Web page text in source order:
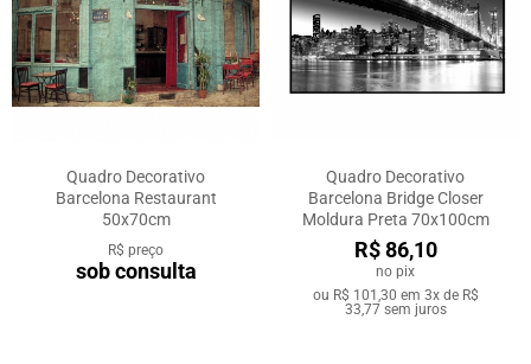
Quadro Decorativo
Barcelona Restaurant
50x70cm
R$ preço
sob consulta
Quadro Decorativo
Barcelona Bridge Closer
Moldura Preta 70x100cm
R$ 86,10
no pix
ou R$ 101,30 em 3x de R$
33,77 sem juros